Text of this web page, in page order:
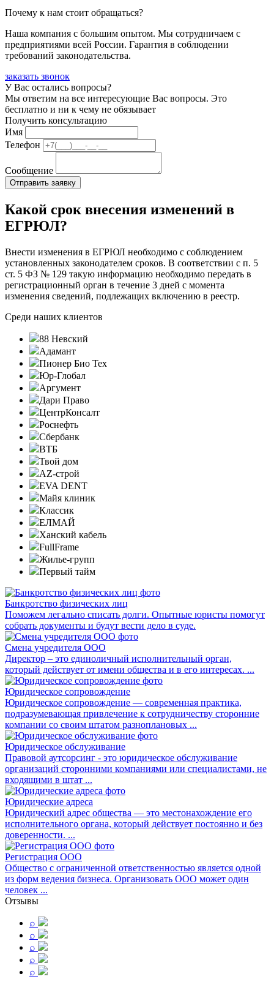
Почему к нам стоит обращаться?
Наша компания с большим опытом. Мы сотрудничаем с
предприятиями всей России. Гарантия в соблюдении
требований законодательства.
заказать звонок
У Вас остались вопросы?
Мы ответим на все интересующие Вас вопросы. Это
бесплатно и ни к чему не обязывает
Получить консультацию
Имя
Телефон
Сообщение
Какой срок внесения изменений в
ЕГРЮЛ?
Внести изменения в ЕГРЮЛ необходимо с соблюдением
установленных законодателем сроков. В соответствии с п. 5
ст. 5 ФЗ № 129 такую информацию необходимо передать в
регистрационный орган в течение 3 дней с момента
изменения сведений, подлежащих включению в реестр.
Среди наших клиентов
88 Невский
Адамант
Пионер Био Тех
Юр-Глобал
Аргумент
Дари Право
ЦентрКонсалт
Роснефть
Сбербанк
ВТБ
Твой дом
AZ-строй
EVA DENT
Майя клиник
Классик
ЕЛМАЙ
Ханский кабель
FullFrame
Жилье-групп
Первый тайм
Банкротство физических лиц
Поможем легально списать долги. Опытные юристы помогут
собрать документы и будут вести дело в суде.
Смена учредителя ООО
Директор – это единоличный исполнительный орган,
который действует от имени общества и в его интересах. ...
Юридическое сопровождение
Юридическое сопровождение — современная практика,
подразумевающая привлечение к сотрудничеству сторонние
компании со своим штатом разноплановых ...
Юридическое обслуживание
Правовой аутсорсинг - это юридическое обслуживание
организаций сторонними компаниями или специалистами, не
входящими в штат ...
Юридические адреса
Юридический адрес общества — это местонахождение его
исполнительного органа, который действует постоянно и без
доверенности. ...
Регистрация ООО
Общество с ограниченной ответственностью является одной
из форм ведения бизнеса. Организовать ООО может один
человек ...
Отзывы
⌕
⌕
⌕
⌕
⌕